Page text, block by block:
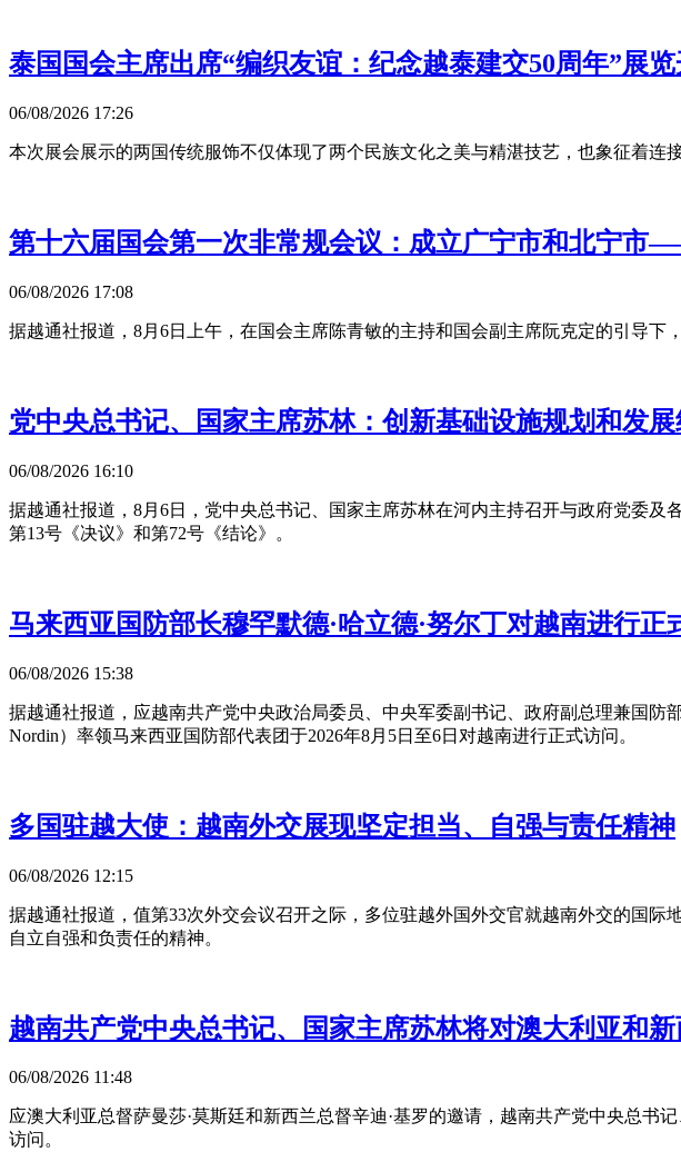
泰国国会主席出席“编织友谊：纪念越泰建交50周年”展
06/08/2026 17:26
本次展会展示的两国传统服饰不仅体现了两个民族文化之美与精湛技艺，也象征着连
第十六届国会第一次非常规会议：成立广宁市和北宁市
06/08/2026 17:08
据越通社报道，8月6日上午，在国会主席陈青敏的主持和国会副主席阮克定的引导下
党中央总书记、国家主席苏林：创新基础设施规划和发
06/08/2026 16:10
据越通社报道，8月6日，党中央总书记、国家主席苏林在河内主持召开与政府党委
第13号《决议》和第72号《结论》。
马来西亚国防部长穆罕默德·哈立德·努尔丁对越南进行正
06/08/2026 15:38
据越通社报道，应越南共产党中央政治局委员、中央军委副书记、政府副总理兼国防
Nordin）率领马来西亚国防部代表团于2026年8月5日至6日对越南进行正式访问。
多国驻越大使：越南外交展现坚定担当、自强与责任精神
06/08/2026 12:15
据越通社报道，值第33次外交会议召开之际，多位驻越外国外交官就越南外交的国
自立自强和负责任的精神。
越南共产党中央总书记、国家主席苏林将对澳大利亚和
06/08/2026 11:48
应澳大利亚总督萨曼莎·莫斯廷和新西兰总督辛迪·基罗的邀请，越南共产党中央总书
访问。